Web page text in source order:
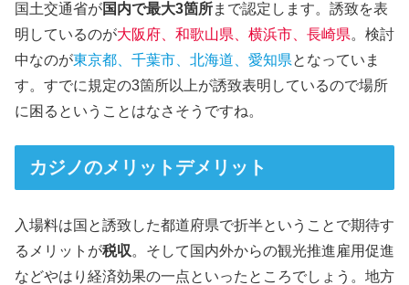
国土交通省が国内で最大3箇所まで認定します。誘致を表
明しているのが大阪府、和歌山県、横浜市、長崎県。検討
中なのが東京都、千葉市、北海道、愛知県となっていま
す。すでに規定の3箇所以上が誘致表明しているので場所
に困るということはなさそうですね。
カジノのメリットデメリット
入場料は国と誘致した都道府県で折半ということで期待す
るメリットが税収 。そして国内外からの観光推進雇用促進
などやはり経済効果の一点といったところでしょう。地方